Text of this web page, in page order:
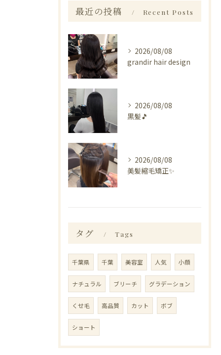
最近の投稿 Recent Posts
2026/08/08
grandir hair design
2026/08/08
黒髪🎵
2026/08/08
美髪縮毛矯正✨️
タグ Tags
千葉県 千葉 美容室 人気 小顔
ナチュラル ブリーチ グラデーション
くせ毛 高品質 カット ボブ
ショート